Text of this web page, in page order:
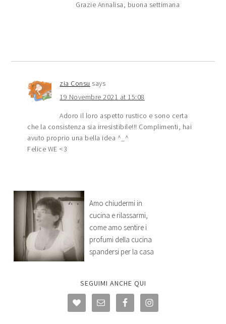
Grazie Annalisa, buona settimana
zia Consu says
19 Novembre 2021 at 15:08
Adoro il loro aspetto rustico e sono certa
che la consistenza sia irresistibile!!! Complimenti, hai
avuto proprio una bella idea ^_^
Felice WE <3
Amo chiudermi in
cucina e rilassarmi,
come amo sentire i
profumi della cucina
spandersi per la casa
SEGUIMI ANCHE QUI